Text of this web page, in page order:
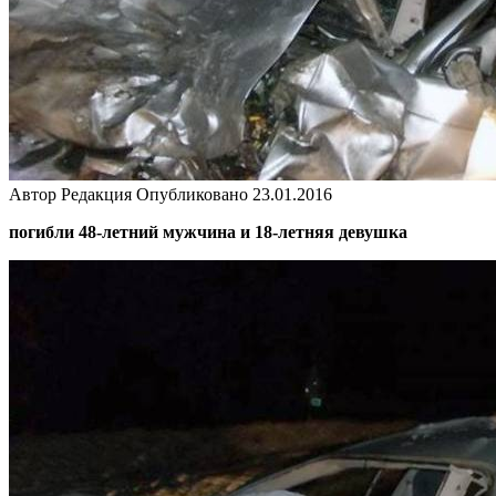
Автор Редакция Опубликовано 23.01.2016
погибли 48-летний мужчина и 18-летняя девушка